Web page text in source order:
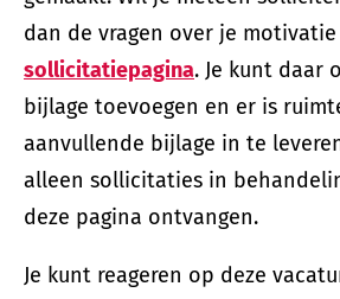
dan de vragen over je
sollicitatiepagina. Je kunt daar
bijlage toevoegen en er is
aanvullende bijlage in te
alleen sollicitaties in
deze pagina ontvangen.
Je kunt reageren op deze